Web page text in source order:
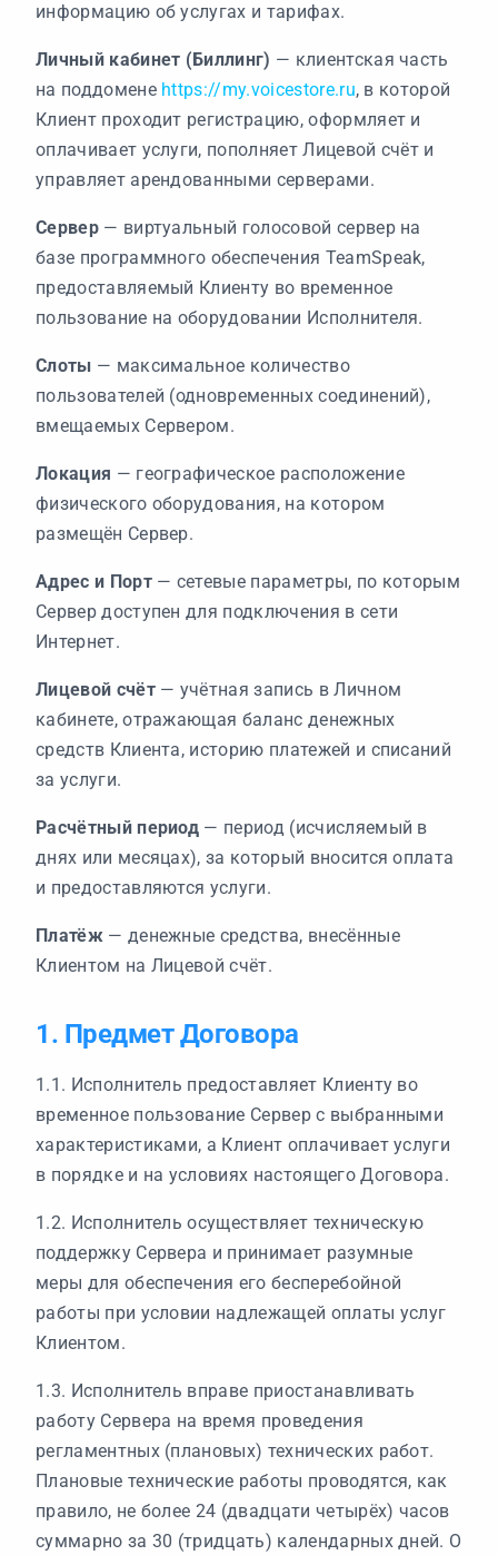
информацию об услугах и тарифах.
Личный кабинет (Биллинг) — клиентская часть
на поддомене https://my.voicestore.ru, в которой
Клиент проходит регистрацию, оформляет и
оплачивает услуги, пополняет Лицевой счёт и
управляет арендованными серверами.
Сервер— виртуальный голосовой сервер на
базе программного обеспечения TeamSpeak,
предоставляемый Клиенту во временное
пользование на оборудовании Исполнителя.
Слоты — максимальное количество
пользователей (одновременных соединений),
вмещаемых Сервером.
Локация — географическое расположение
физического оборудования, на котором
размещён Сервер.
Адрес и Порт— сетевые параметры, по которым
Сервер доступен для подключения в сети
Интернет.
Лицевой счёт— учётная запись в Личном
кабинете, отражающая баланс денежных
средств Клиента, историю платежей и списаний
за услуги.
Расчётный период — период (исчисляемый в
днях или месяцах), за который вносится оплата
и предоставляются услуги.
Платёж— денежные средства, внесённые
Клиентом на Лицевой счёт.
1. Предмет Договора
1.1. Исполнитель предоставляет Клиенту во
временное пользование Сервер с выбранными
характеристиками, а Клиент оплачивает услуги
в порядке и на условиях настоящего Договора.
1.2. Исполнитель осуществляет техническую
поддержку Сервера и принимает разумные
меры для обеспечения его бесперебойной
работы при условии надлежащей оплаты услуг
Клиентом.
1.3. Исполнитель вправе приостанавливать
работу Сервера на время проведения
регламентных (плановых) технических работ.
Плановые технические работы проводятся, как
правило, не более 24 (двадцати четырёх) часов
суммарно за 30 (тридцать) календарных дней. О